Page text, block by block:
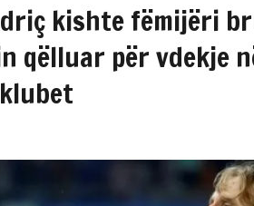
kishte fëmijëri
qëlluar për vdekje